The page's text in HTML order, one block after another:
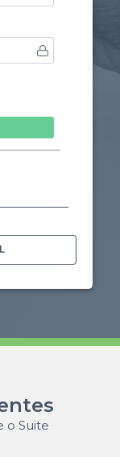
o Suite